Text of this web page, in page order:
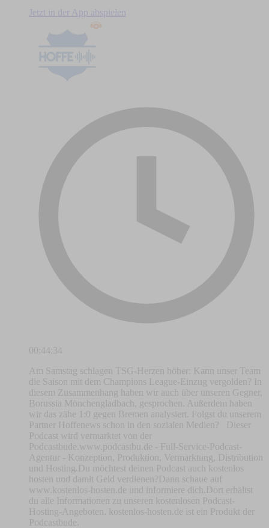
Jetzt in der App abspielen
00:44:34
Am Samstag schlagen TSG-Herzen höher: Kann unser Team
die Saison mit dem Champions League-Einzug vergolden? In
diesem Zusammenhang haben wir auch über unseren Gegner,
Borussia Mönchengladbach, gesprochen. Außerdem haben
wir das zähe 1:0 gegen Bremen analysiert. Folgst du unserem
Partner Hoffenews schon in den sozialen Medien? Dieser
Podcast wird vermarktet von der
Podcastbude.www.podcastbu.de - Full-Service-Podcast-
Agentur - Konzeption, Produktion, Vermarktung, Distribution
und Hosting.Du möchtest deinen Podcast auch kostenlos
hosten und damit Geld verdienen?Dann schaue auf
www.kostenlos-hosten.de und informiere dich.Dort erhältst
du alle Informationen zu unseren kostenlosen Podcast-
Hosting-Angeboten. kostenlos-hosten.de ist ein Produkt der
Podcastbude.